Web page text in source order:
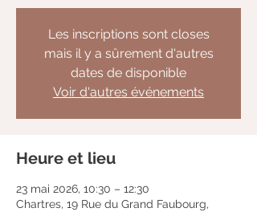
Les inscriptions sont closes
mais il y a sûrement d'autres
dates de disponible
Voir d'autres événements
Heure et lieu
23 mai 2026, 10:30 – 12:30
Chartres, 19 Rue du Grand Faubourg,